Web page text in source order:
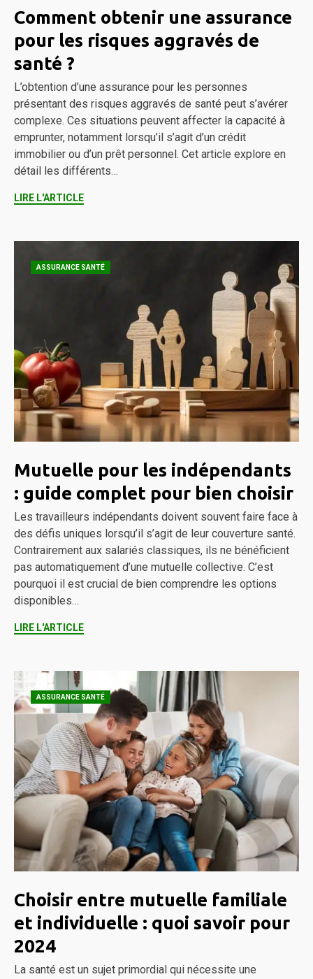
Comment obtenir une assurance
pour les risques aggravés de
santé ?
L’obtention d’une assurance pour les personnes
présentant des risques aggravés de santé peut s’avérer
complexe. Ces situations peuvent affecter la capacité à
emprunter, notamment lorsqu’il s’agit d’un crédit
immobilier ou d’un prêt personnel. Cet article explore en
détail les différents…
LIRE L'ARTICLE
ASSURANCE SANTÉ
Mutuelle pour les indépendants
: guide complet pour bien choisir
Les travailleurs indépendants doivent souvent faire face à
des défis uniques lorsqu’il s’agit de leur couverture santé.
Contrairement aux salariés classiques, ils ne bénéficient
pas automatiquement d’une mutuelle collective. C’est
pourquoi il est crucial de bien comprendre les options
disponibles…
LIRE L'ARTICLE
ASSURANCE SANTÉ
Choisir entre mutuelle familiale
et individuelle : quoi savoir pour
2024
La santé est un sujet primordial qui nécessite une